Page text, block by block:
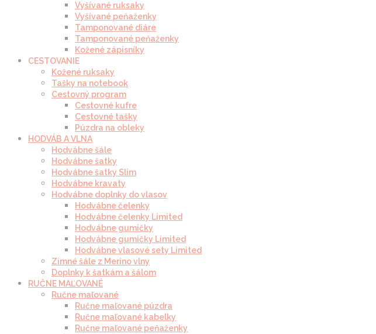
Vyšívané ruksaky
Vyšívané peňaženky
Tamponované diáre
Tamponované peňaženky
Kožené zápisníky
CESTOVANIE
Kožené ruksaky
Tašky na notebook
Cestovný program
Cestovné kufre
Cestovné tašky
Púzdra na obleky
HODVÁB A VLNA
Hodvábne šále
Hodvábne šatky
Hodvábne šatky Slim
Hodvábne kravaty
Hodvábne doplnky do vlasov
Hodvábne čelenky
Hodvábne čelenky Limited
Hodvábne gumičky
Hodvábne gumičky Limited
Hodvábne vlasové sety Limited
Zimné šále z Merino vlny
Doplnky k šatkám a šálom
RUČNE MAĽOVANÉ
Ručne maľované
Ručne maľované púzdra
Ručne maľované kabelky
Ručne maľované peňaženky